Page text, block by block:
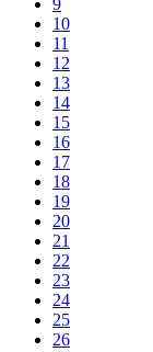
9
10
11
12
13
14
15
16
17
18
19
20
21
22
23
24
25
26